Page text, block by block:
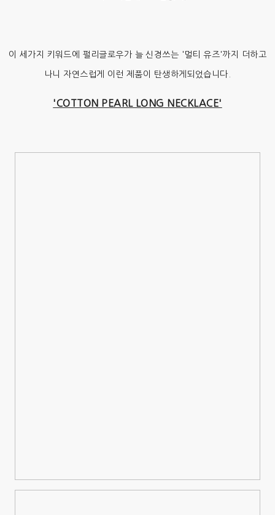
이 세가지 키워드에 펄리글로우가 늘 신경쓰는 '멀티 유즈'까지 더하고
나니 자연스럽게 이런 제품이 탄생하게되었습니다.
'COTTON PEARL LONG NECKLACE'